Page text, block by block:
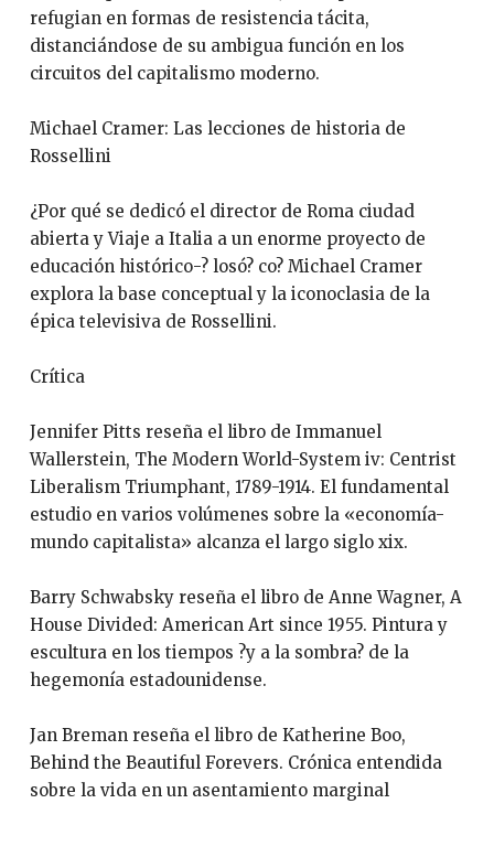
refugian en formas de resistencia tácita,
distanciándose de su ambigua función en los
circuitos del capitalismo moderno.
Michael Cramer: Las lecciones de historia de
Rossellini
¿Por qué se dedicó el director de Roma ciudad
abierta y Viaje a Italia a un enorme proyecto de
educación histórico-? losó? co? Michael Cramer
explora la base conceptual y la iconoclasia de la
épica televisiva de Rossellini.
Crítica
Jennifer Pitts reseña el libro de Immanuel
Wallerstein, The Modern World-System iv: Centrist
Liberalism Triumphant, 1789-1914. El fundamental
estudio en varios volúmenes sobre la «economía-
mundo capitalista» alcanza el largo siglo xix.
Barry Schwabsky reseña el libro de Anne Wagner, A
House Divided: American Art since 1955. Pintura y
escultura en los tiempos ?y a la sombra? de la
hegemonía estadounidense.
Jan Breman reseña el libro de Katherine Boo,
Behind the Beautiful Forevers. Crónica entendida
sobre la vida en un asentamiento marginal